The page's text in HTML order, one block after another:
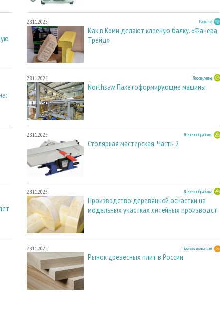
28.11.2025 Развитие
Как в Коми делают клееную балку. «Фанера
Трейд»
28.11.2025 Лесопиление
Northsaw. Пакетоформирующие машины
28.11.2025 Деревообработка
Столярная мастерская. Часть 2
28.11.2025 Деревообработка
Производство деревянной оснастки на
модельных участках литейных производст
28.11.2025 Производство плит
Рынок древесных плит в России